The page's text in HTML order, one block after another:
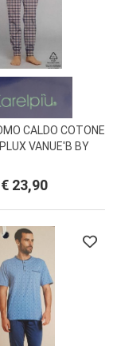
CALDO COTONE
VANUE'B BY
€ 23,90